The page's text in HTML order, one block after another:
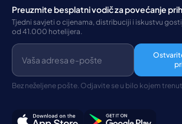
Preuzmite besplatni vodič za povećanje
Tjedni savjeti o cijenama, distribuciji i iskustvu
od 41.000 hotelijera.
Bez neželjene pošte. Odjavite se u bilo kojem